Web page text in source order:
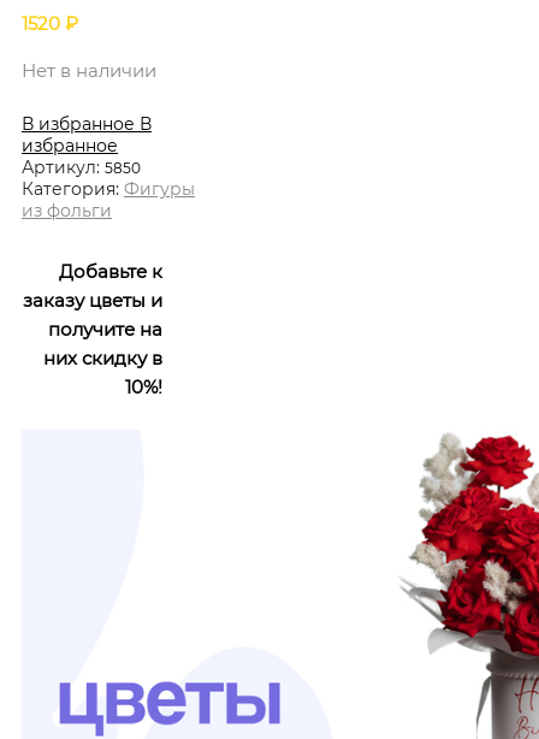
1520 ₽
Нет в наличии
В избранное В
избранное
Артикул: 5850
Категория: Фигуры
из фольги
Добавьте к
заказу цветы и
получите на
них скидку в
10%!